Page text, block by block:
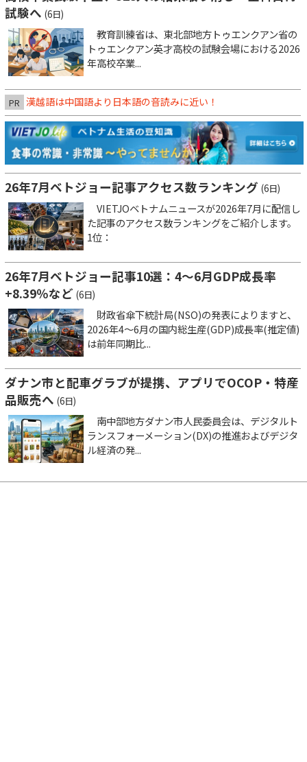
試験へ (6日)
教育訓練省は、東北部地方トゥエンクアン省の
トゥエンクアン英才高校の試験会場における2026
年高校卒業...
PR 漢越語は中国語より日本語の音読みに近い！
26年7月ベトジョー記事アクセス数ランキング (6日)
VIETJOベトナムニュースが2026年7月に配信し
た記事のアクセス数ランキングをご紹介します。
1位：
26年7月ベトジョー記事10選：4～6月GDP成長率
+8.39％など (6日)
財政省傘下統計局(NSO)の発表によりますと、
2026年4～6月の国内総生産(GDP)成長率(推定値)
は前年同期比...
ダナン市と配車グラブが提携、アプリでOCOP・特産
品販売へ (6日)
南中部地方ダナン市人民委員会は、デジタルト
ランスフォーメーション(DX)の推進およびデジタ
ル経済の発...